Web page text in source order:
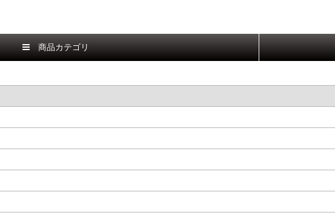
商品カテゴリ